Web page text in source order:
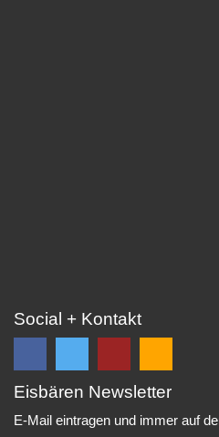
Social + Kontakt
Folge
auf
Folge
auf
EC
Eppelheim
Falls
unsere
Eisbären Newsletter
E-Mail eintragen und immer auf